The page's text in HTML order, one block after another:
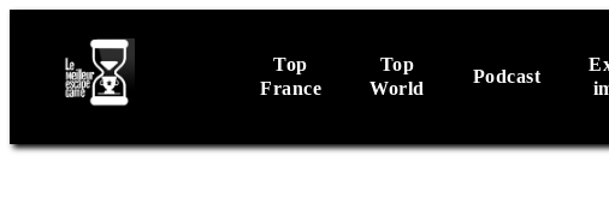
Top
France
Top
World
Podcast